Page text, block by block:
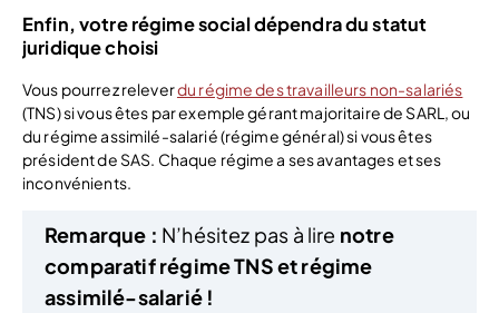
Enfin, votre régime social dépendra du statut
juridique choisi
Vous pourrez releverdu régime des travailleurs non-salariés
(TNS) si vous êtes par exemple gérant majoritaire de SARL, ou
du régime assimilé-salarié (régime général) si vous êtes
président de SAS. Chaque régime a ses avantages et ses
inconvénients.
Remarque : N’hésitez pas à lire notre
comparatif régime TNS et régime
assimilé-salarié !